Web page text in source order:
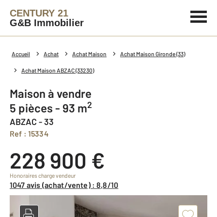
CENTURY 21
G&B Immobilier
Accueil Achat Achat Maison Achat Maison Gironde (33)
Achat Maison ABZAC (33230)
Maison à vendre
5 pièces - 93 m2
ABZAC - 33
Ref : 15334
228 900 €
Honoraires charge vendeur
1047 avis (achat/vente) : 8,8/10